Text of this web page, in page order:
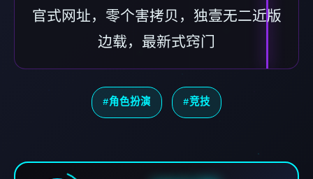
官式网址，零个害拷贝，独壹无二近版
边载，最新式窍门
#角色扮演 #竞技